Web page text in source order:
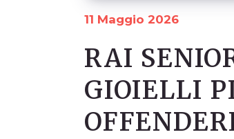
11 Maggio 2026
RAI
GIOIELLI